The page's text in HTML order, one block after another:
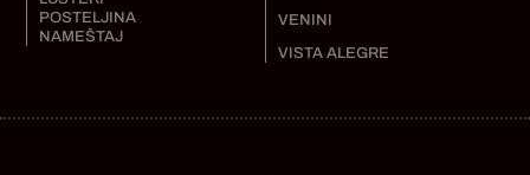
POSTELJINA
NAMEŠTAJ
VENINI
VISTA ALEGRE